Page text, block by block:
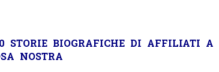
STORIE BIOGRAFICHE DI AFFILIATI A
NOSTRA